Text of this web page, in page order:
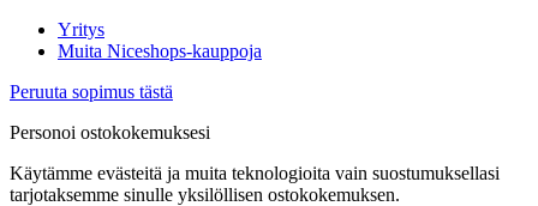
Yritys
Muita Niceshops-kauppoja
Peruuta sopimus tästä
Personoi ostokokemuksesi
Käytämme evästeitä ja muita teknologioita vain suostumuksellasi
tarjotaksemme sinulle yksilöllisen ostokokemuksen.